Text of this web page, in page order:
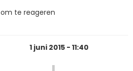
om te reageren
1 juni 2015 - 11:40